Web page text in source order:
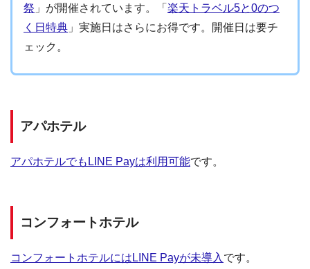
祭 」が開催されています。「 楽天トラベル5と0のつ
く日特典 」実施日はさらにお得です。開催日は要チ
ェック。
アパホテル
アパホテルでもLINE Payは利用可能です。
コンフォートホテル
コンフォートホテルにはLINE Payが未導入です。